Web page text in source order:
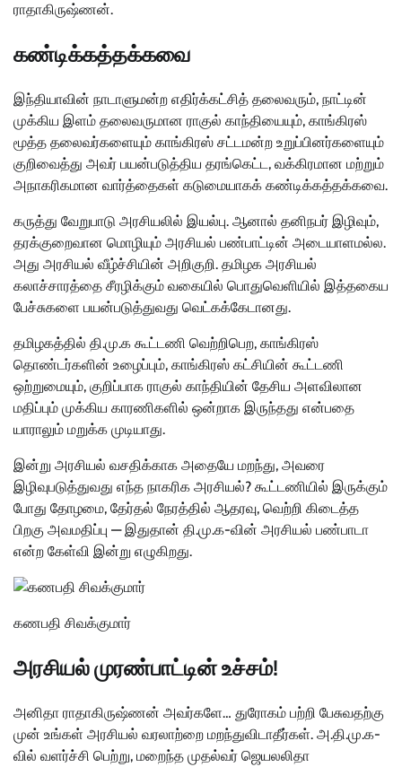
ராதாகிருஷ்ணன்.
கண்டிக்கத்தக்கவை
இந்தியாவின் நாடாளுமன்ற எதிர்க்கட்சித் தலைவரும், நாட்டின்
முக்கிய இளம் தலைவருமான ராகுல் காந்தியையும், காங்கிரஸ்
மூத்த தலைவர்களையும் காங்கிரஸ் சட்டமன்ற உறுப்பினர்களையும்
குறிவைத்து அவர் பயன்படுத்திய தரங்கெட்ட, வக்கிரமான மற்றும்
அநாகரிகமான வார்த்தைகள் கடுமையாகக் கண்டிக்கத்தக்கவை.
கருத்து வேறுபாடு அரசியலில் இயல்பு. ஆனால் தனிநபர் இழிவும்,
தரக்குறைவான மொழியும் அரசியல் பண்பாட்டின் அடையாளமல்ல.
அது அரசியல் வீழ்ச்சியின் அறிகுறி. தமிழக அரசியல்
கலாச்சாரத்தை சீரழிக்கும் வகையில் பொதுவெளியில் இத்தகைய
பேச்சுகளை பயன்படுத்துவது வெட்கக்கேடானது.
தமிழகத்தில் தி.மு.க கூட்டணி வெற்றிபெற, காங்கிரஸ்
தொண்டர்களின் உழைப்பும், காங்கிரஸ் கட்சியின் கூட்டணி
ஒற்றுமையும், குறிப்பாக ராகுல் காந்தியின் தேசிய அளவிலான
மதிப்பும் முக்கிய காரணிகளில் ஒன்றாக இருந்தது என்பதை
யாராலும் மறுக்க முடியாது.
இன்று அரசியல் வசதிக்காக அதையே மறந்து, அவரை
இழிவுபடுத்துவது எந்த நாகரிக அரசியல்? கூட்டணியில் இருக்கும்
போது தோழமை, தேர்தல் நேரத்தில் ஆதரவு, வெற்றி கிடைத்த
பிறகு அவமதிப்பு — இதுதான் தி.மு.க-வின் அரசியல் பண்பாடா
என்ற கேள்வி இன்று எழுகிறது.
கணபதி சிவக்குமார்
அரசியல் முரண்பாட்டின் உச்சம்!
அனிதா ராதாகிருஷ்ணன் அவர்களே… துரோகம் பற்றி பேசுவதற்கு
முன் உங்கள் அரசியல் வரலாற்றை மறந்துவிடாதீர்கள். அ.தி.மு.க-
வில் வளர்ச்சி பெற்று, மறைந்த முதல்வர் ஜெயலலிதா